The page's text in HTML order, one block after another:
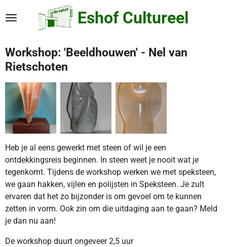
direct
de
hoofdinhoud
Eshof Cultureel
Workshop: 'Beeldhouwen' - Nel van
Rietschoten
Heb je al eens gewerkt met steen of wil je een
ontdekkingsreis beginnen. In steen weet je nooit wat je
tegenkomt. Tijdens de workshop werken we met speksteen,
we gaan hakken, vijlen en polijsten in Speksteen. Je zult
ervaren dat het zo bijzonder is om gevoel om te kunnen
zetten in vorm. Ook zin om die uitdaging aan te gaan? Meld
je dan nu aan!
De workshop duurt ongeveer 2,5 uur